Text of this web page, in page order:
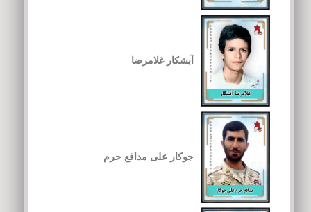
آبشکار غلامرضا
جوکار علی مدافع حرم